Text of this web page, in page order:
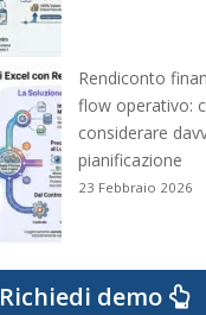
Rendiconto
flow operativo:
considerare
pianificazione
23 Febbraio 2026
Richiedi demo